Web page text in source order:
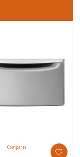
Comparer